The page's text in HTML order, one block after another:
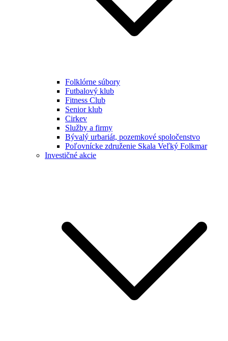
Folklórne súbory
Futbalový klub
Fitness Club
Senior klub
Cirkev
Služby a firmy
Bývalý urbariát, pozemkové spoločenstvo
Poľovnícke združenie Skala Veľký Folkmar
Investičné akcie